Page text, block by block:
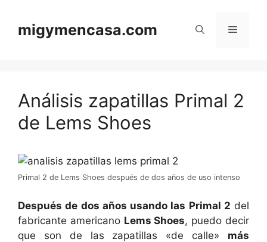
contenido
migymencasa.com Menú
Análisis zapatillas Primal 2
de Lems Shoes
Primal 2 de Lems Shoes después de dos años de uso intenso
Después de dos años usando las Primal 2 del
fabricante americano Lems Shoes, puedo decir
que son de las zapatillas «de calle» más